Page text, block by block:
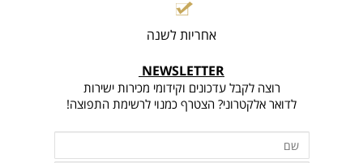
אחריות לשנה
NEWSLETTER
רוצה לקבל עדכונים וקידומי מכירות ישירות
לדואר אלקטרוני? הצטרף כמנוי לרשימת התפוצה!